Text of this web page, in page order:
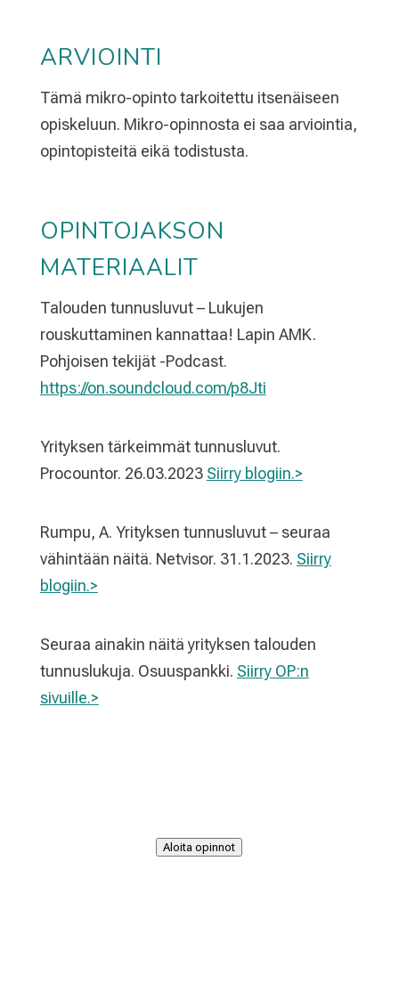
ARVIOINTI
Tämä mikro-opinto tarkoitettu itsenäiseen
opiskeluun. Mikro-opinnosta ei saa arviointia,
opintopisteitä eikä todistusta.
OPINTOJAKSON
MATERIAALIT
Talouden tunnusluvut – Lukujen
rouskuttaminen kannattaa! Lapin AMK.
Pohjoisen tekijät -Podcast.
https://on.soundcloud.com/p8Jti
Yrityksen tärkeimmät tunnusluvut.
Procountor. 26.03.2023 Siirry blogiin.>
Rumpu, A. Yrityksen tunnusluvut – seuraa
vähintään näitä. Netvisor. 31.1.2023. Siirry
blogiin.>
Seuraa ainakin näitä yrityksen talouden
tunnuslukuja. Osuuspankki. Siirry OP:n
sivuille.>
Aloita opinnot